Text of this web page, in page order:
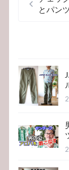
とパン
ンツと